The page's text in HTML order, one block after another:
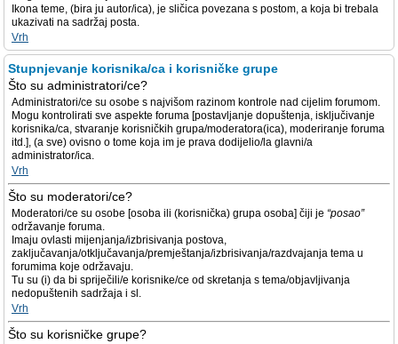
Ikona teme, (bira ju autor/ica), je sličica povezana s postom, a koja bi trebala
ukazivati na sadržaj posta.
Vrh
Stupnjevanje korisnika/ca i korisničke grupe
Što su administratori/ce?
Administratori/ce su osobe s najvišom razinom kontrole nad cijelim forumom.
Mogu kontrolirati sve aspekte foruma [postavljanje dopuštenja, isključivanje
korisnika/ca, stvaranje korisničkih grupa/moderatora(ica), moderiranje foruma
itd.], (a sve) ovisno o tome koja im je prava dodijelio/la glavni/a
administrator/ica.
Vrh
Što su moderatori/ce?
Moderatori/ce su osobe [osoba ili (korisnička) grupa osoba] čiji je “posao”
održavanje foruma.
Imaju ovlasti mijenjanja/izbrisivanja postova,
zaključavanja/otključavanja/premještanja/izbrisivanja/razdvajanja tema u
forumima koje održavaju.
Tu su (i) da bi spriječili/e korisnike/ce od skretanja s tema/objavljivanja
nedopuštenih sadržaja i sl.
Vrh
Što su korisničke grupe?